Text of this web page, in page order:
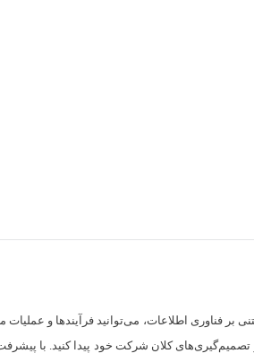
بر فناوری اطلاعات، می‌توانید فرآیندها و
تصمیم‌گیری‌های کلان شرکت خود پیدا کنید. با